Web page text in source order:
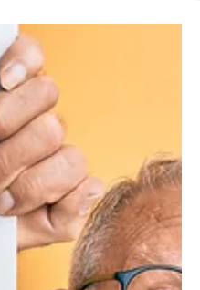
sig, utan för att ingen
ett enskilt misstag. Det är ett
företaget har vuxit ur de
flesta bolag börjar med en
muntlig överenskommelse om
när ni är fem personer.